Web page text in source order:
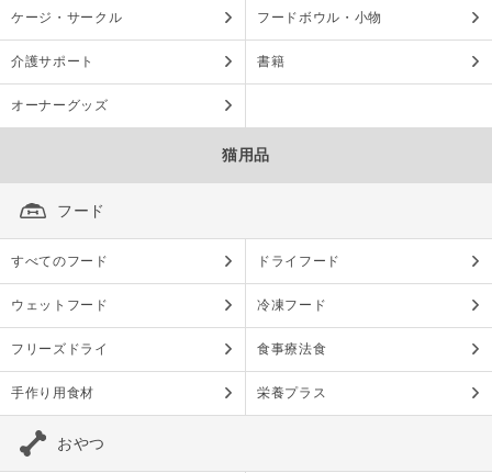
ケージ・サークル フードボウル・小物
介護サポート 書籍
オーナーグッズ
猫用品
フード
すべてのフード ドライフード
ウェットフード 冷凍フード
フリーズドライ 食事療法食
手作り用食材 栄養プラス
おやつ